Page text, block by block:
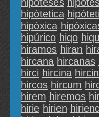
hipótetica
hipóxica
hipúrico hiqo
hiramos hiran
hircana hircanas
hirci hircina
hircos hircum
hirem hiremos
hirie hirien